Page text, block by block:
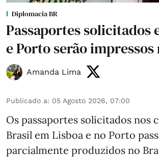
Diplomacia BR
Passaportes solicitados
e Porto serão impressos
Amanda Lima
Publicado a: 05 Agosto 2026, 07:00
Os passaportes solicitados nos
Brasil em Lisboa e no Porto
parcialmente produzidos no